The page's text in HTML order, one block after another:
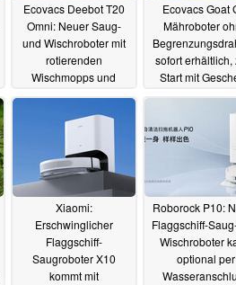
Ecovacs Deebot T20
Omni: Neuer Saug-
und Wischroboter mit
rotierenden
Wischmopps und
Kantenreinigung
06.05.2023
Ecovacs Goat
Mähroboter
sofort erhältlich,
Start mit
03.04.2023
Xiaomi:
Erschwinglicher
Flaggschiff-
Saugroboter X10
kommt mit
Roborock P10:
Flaggschiff-
Wischroboter
optional per